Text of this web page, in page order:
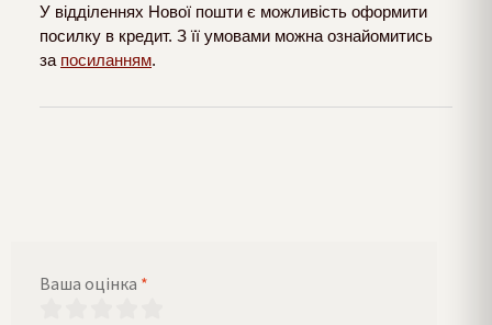
У відділеннях Нової пошти є можливість оформити
посилку в кредит. З її умовами можна ознайомитись
за посиланням.
Ваша оцінка *